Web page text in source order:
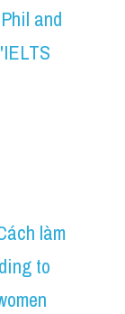
and
làm
to